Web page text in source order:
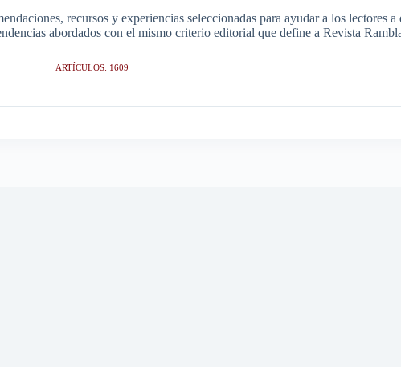
recursos y experiencias seleccionadas para ayudar a los lectores
abordados con el mismo criterio editorial que define a Revista
ARTÍCULOS: 1609